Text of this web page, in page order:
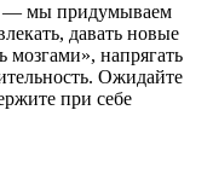
— мы придумываем
давать новые
мозгами», напрягать
Ожидайте
при себе